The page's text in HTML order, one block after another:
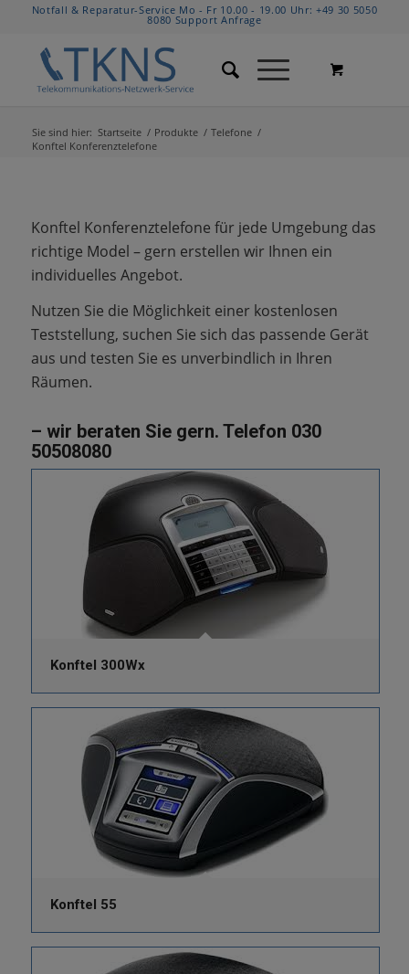
Notfall & Reparatur-Service Mo - Fr 10.00 - 19.00 Uhr:+49 30 5050
8080 Support Anfrage
Sie sind hier: Startseite / Produkte / Telefone /
Konftel Konferenztelefone
Konftel Konferenztelefone für jede Umgebung das
richtige Model – gern erstellen wir Ihnen ein
individuelles Angebot.
Nutzen Sie die Möglichkeit einer kostenlosen
Teststellung, suchen Sie sich das passende Gerät
aus und testen Sie es unverbindlich in Ihren
Räumen.
– wir beraten Sie gern. Telefon 030
50508080
Konftel 300Wx
Konftel 55